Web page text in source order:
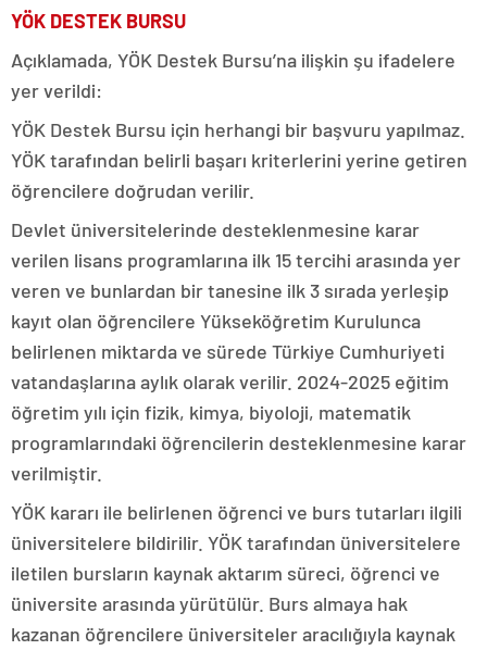
YÖK DESTEK BURSU
Açıklamada, YÖK Destek Bursu’na ilişkin şu ifadelere
yer verildi:
YÖK Destek Bursu için herhangi bir başvuru yapılmaz.
YÖK tarafından belirli başarı kriterlerini yerine getiren
öğrencilere doğrudan verilir.
Devlet üniversitelerinde desteklenmesine karar
verilen lisans programlarına ilk 15 tercihi arasında yer
veren ve bunlardan bir tanesine ilk 3 sırada yerleşip
kayıt olan öğrencilere Yükseköğretim Kurulunca
belirlenen miktarda ve sürede Türkiye Cumhuriyeti
vatandaşlarına aylık olarak verilir. 2024-2025 eğitim
öğretim yılı için fizik, kimya, biyoloji, matematik
programlarındaki öğrencilerin desteklenmesine karar
verilmiştir.
YÖK kararı ile belirlenen öğrenci ve burs tutarları ilgili
üniversitelere bildirilir. YÖK tarafından üniversitelere
iletilen bursların kaynak aktarım süreci, öğrenci ve
üniversite arasında yürütülür. Burs almaya hak
kazanan öğrencilere üniversiteler aracılığıyla kaynak